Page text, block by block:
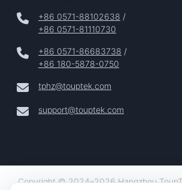
+86 0571-88102638 /
+86 0571-81110730
+86 0571-86683738 /
+86 180-5878-0750
tphz@touptek.com
support@touptek.com
Copyright © 2024–2026 Hangzhou